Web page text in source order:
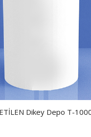
Dikey Depo T-